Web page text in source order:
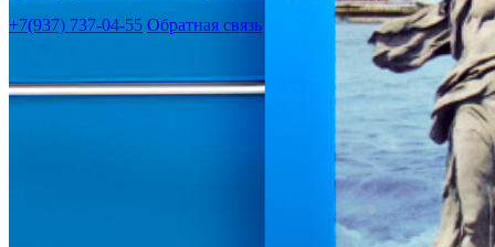
+7(937) 737-04-55 Обратная связь